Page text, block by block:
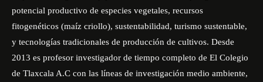
potencial productivo de especies vegetales, recursos
fitogenéticos (maíz criollo), sustentabilidad, turismo sustentable,
y tecnologías tradicionales de producción de cultivos. Desde
2013 es profesor investigador de tiempo completo de El Colegio
de Tlaxcala A.C con las líneas de investigación medio ambiente,